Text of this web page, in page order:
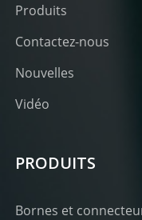
Produits
Contactez-nous
Nouvelles
Vidéo
PRODUITS
Bornes et